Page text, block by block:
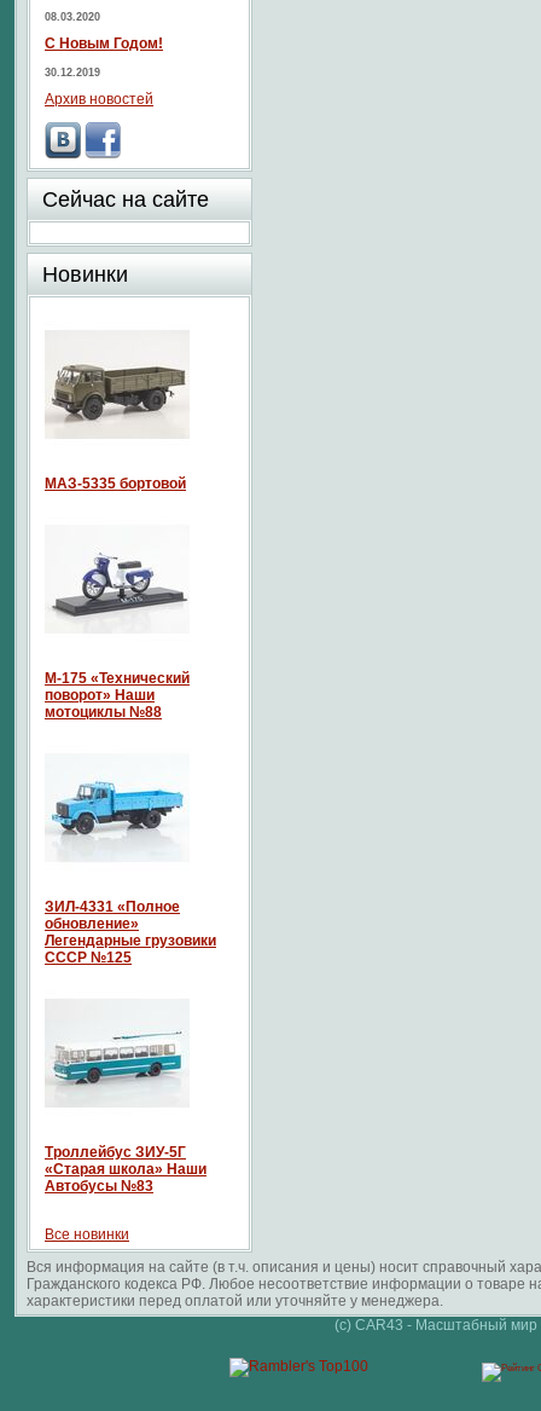
08.03.2020
С Новым Годом!
30.12.2019
Архив новостей
Сейчас на сайте
Новинки
МАЗ-5335 бортовой
М-175 «Технический
поворот» Наши
мотоциклы №88
ЗИЛ-4331 «Полное
обновление»
Легендарные грузовики
СССР №125
Троллейбус ЗИУ-5Г
«Старая школа» Наши
Автобусы №83
Все новинки
Вся информация на сайте (в т.ч. описания и цены) носит справочный
Гражданского кодекса РФ. Любое несоответствие информации о
характеристики перед оплатой или уточняйте у менеджера.
(c) CAR43 - Масштабный мир